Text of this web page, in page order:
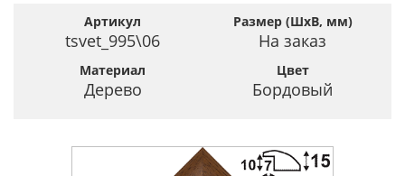
Артикул
tsvet_995\06
Размер (ШхВ, мм)
На заказ
Материал
Дерево
Цвет
Бордовый